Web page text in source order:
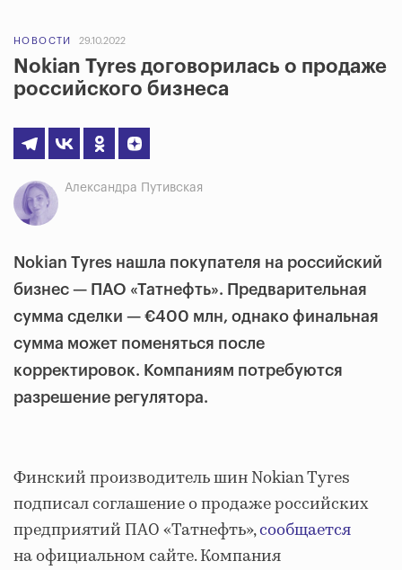
НОВОСТИ 29.10.2022
Nokian Tyres договорилась о продаже
российского бизнеса
Александра Путивская
Nokian Tyres нашла покупателя на российский
бизнес — ПАО «Татнефть». Предварительная
сумма сделки — €400 млн, однако финальная
сумма может поменяться после
корректировок. Компаниям потребуются
разрешение регулятора.
Финский производитель шин Nokian Tyres
подписал соглашение о продаже российских
предприятий ПАО «Татнефть»,сообщается
на официальном сайте. Компания